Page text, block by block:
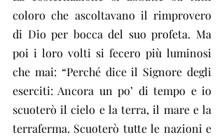
coloro che ascoltavano il rimprovero
di Dio per bocca del suo profeta. Ma
poi i loro volti si fecero più luminosi
che mai: “Perché dice il Signore degli
eserciti: Ancora un po’ di tempo e io
scuoterò il cielo e la terra, il mare e la
terraferma. Scuoterò tutte le nazioni e